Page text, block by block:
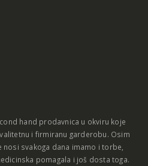
hand prodavnica u okviru koje
i firmiranu garderobu. Osim
svakoga dana imamo i torbe,
pomagala i još dosta toga.